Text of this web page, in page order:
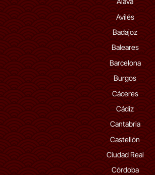
Avilés
Badajoz
Baleares
Barcelona
Burgos
Cáceres
Cádiz
Cantabria
Castellón
Ciudad Real
Córdoba